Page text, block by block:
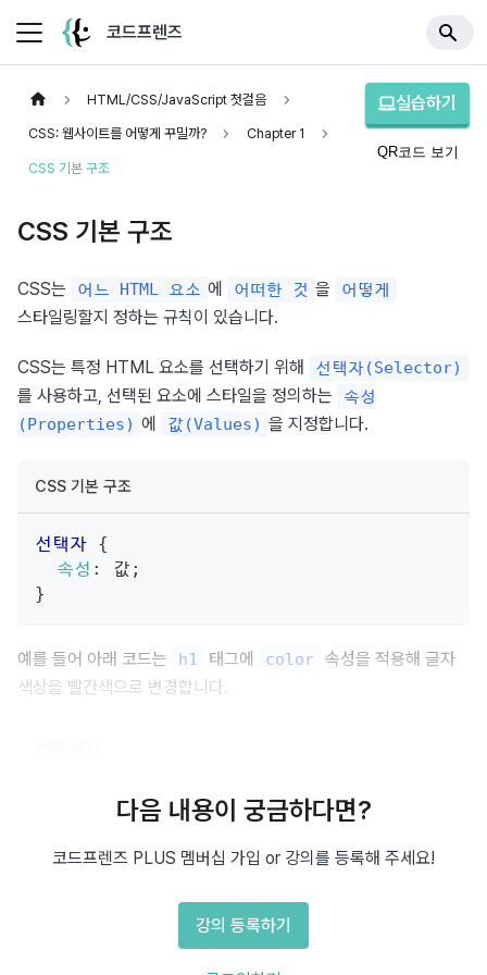
코드프렌즈
HTML/CSS/JavaScript 첫걸음
CSS: 웹사이트를 어떻게 꾸밀까? Chapter 1
CSS 기본 구조
실습하기
QR코드 보기
CSS 기본 구조
CSS는 어느 HTML 요소 에 어떠한 것 을 어떻게
스타일링할지 정하는 규칙이 있습니다.
CSS는 특정 HTML 요소를 선택하기 위해 선택자(Selector)
를 사용하고, 선택된 요소에 스타일을 정의하는
속성
(Properties) 에 값(Values) 을 지정합니다.
CSS 기본 구조
선택자 {
속성 : 값 ;
}
예를 들어 아래 코드는 h1 태그에 color 속성을 적용해 글자
색상을 빨간색으로 변경합니다.
, color는 속성 , red는
다음 내용이 궁금하다면?
코드프렌즈 PLUS 멤버십 가입 or 강의를 등록해 주세요!
강의 등록하기